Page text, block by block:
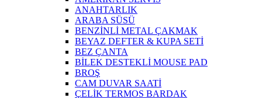
ANAHTARLIK
ARABA SÜSÜ
BENZİNLİ METAL ÇAKMAK
BEYAZ DEFTER & KUPA SETİ
BEZ ÇANTA
BİLEK DESTEKLİ MOUSE PAD
BROŞ
CAM DUVAR SAATİ
ÇELİK TERMOS BARDAK